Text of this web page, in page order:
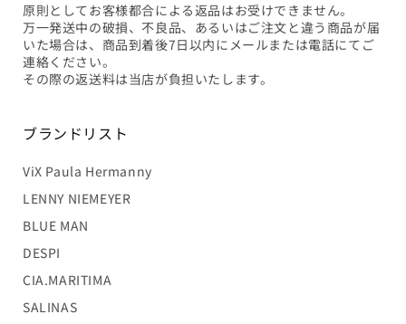
原則としてお客様都合による返品はお受けできません。
万一発送中の破損、不良品、あるいはご注文と違う商品が届
いた場合は、商品到着後7日以内にメールまたは電話にてご
連絡ください。
その際の返送料は当店が負担いたします。
ブランドリスト
ViX Paula Hermanny
LENNY NIEMEYER
BLUE MAN
DESPI
CIA.MARITIMA
SALINAS